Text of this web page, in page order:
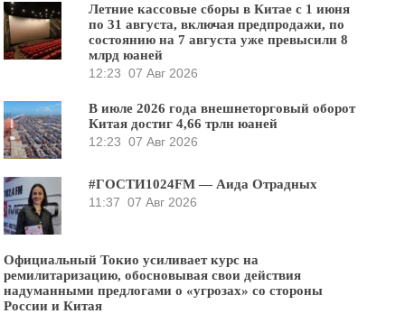
Летние кассовые сборы в Китае с 1 июня
по 31 августа, включая предпродажи, по
состоянию на 7 августа уже превысили 8
млрд юаней
12:23 07 Авг 2026
В июле 2026 года внешнеторговый оборот
Китая достиг 4,66 трлн юаней
12:23 07 Авг 2026
#ГОСТИ1024FM — Аида Отрадных
11:37 07 Авг 2026
Официальный Токио усиливает курс на
ремилитаризацию, обосновывая свои действия
надуманными предлогами о «угрозах» со стороны
России и Китая